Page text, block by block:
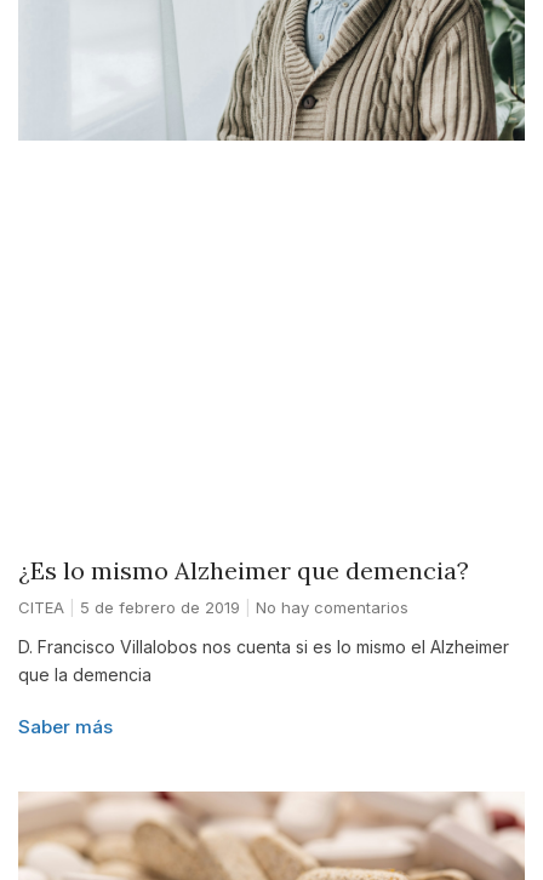
¿Es lo mismo Alzheimer que demencia?
CITEA 5 de febrero de 2019 No hay comentarios
D. Francisco Villalobos nos cuenta si es lo mismo el Alzheimer
que la demencia
Saber más